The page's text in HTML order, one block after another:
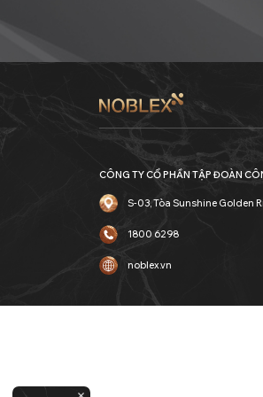
CÔNG TY CỔ PHẦN TẬP ĐOÀN
S-03, Tòa Sunshine Golden
1800 6298
noblex.vn